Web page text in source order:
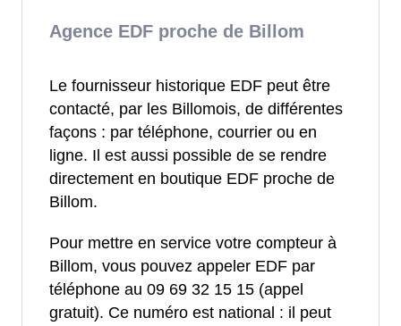
Agence EDF proche de Billom
Le fournisseur historique EDF peut être
contacté, par les Billomois, de différentes
façons : par téléphone, courrier ou en
ligne. Il est aussi possible de se rendre
directement en boutique EDF proche de
Billom.
Pour mettre en service votre compteur à
Billom, vous pouvez appeler EDF par
téléphone au 09 69 32 15 15 (appel
gratuit). Ce numéro est national : il peut